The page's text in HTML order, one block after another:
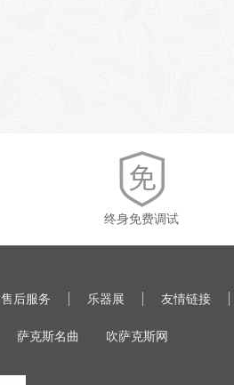
终身免费调试
售后服务 乐器展 友情链接
萨克斯名曲 吹萨克斯网